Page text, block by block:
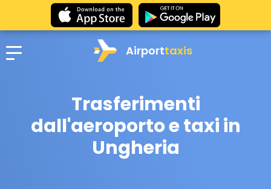
Airporttaxis
Trasferimenti
dall'aeroporto e taxi in
Ungheria